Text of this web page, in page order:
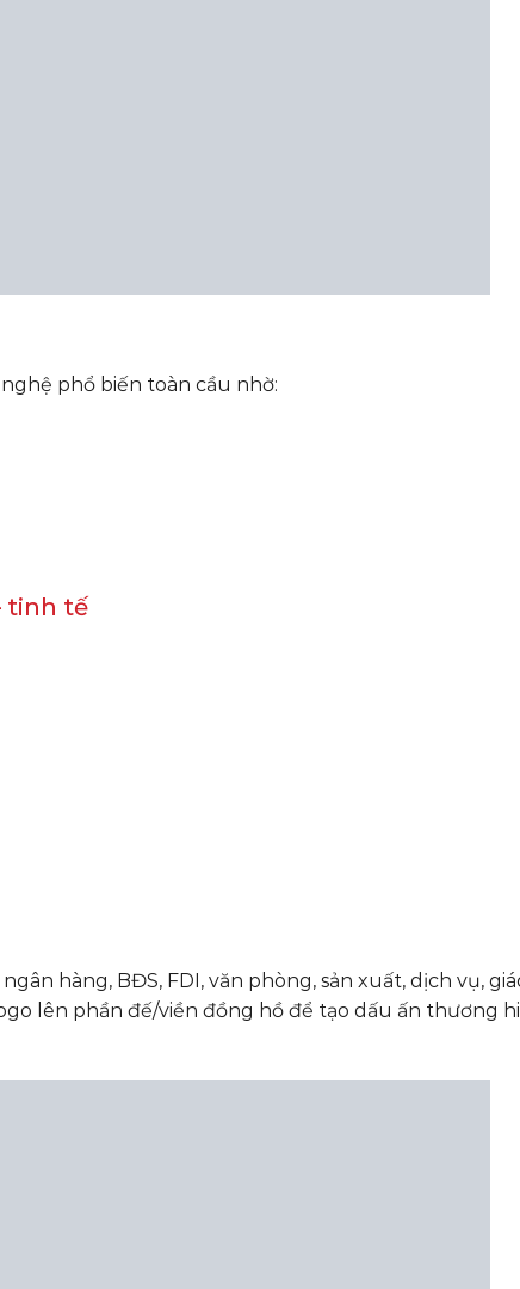
phổ biến toàn cầu nhờ:
tinh tế
hàng, BĐS, FDI, văn phòng, sản xuất, dịch vụ,
lên phần đế/viền đồng hồ để tạo dấu ấn thương